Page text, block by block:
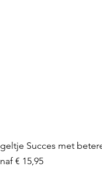
Succes met
€ 15,95